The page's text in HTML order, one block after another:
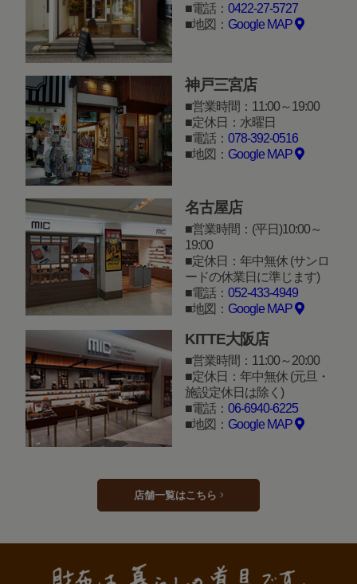
電話： 0422-27-5727
地図： Google MAP
神戸三宮店
営業時間：11:00～19:00
定休日：水曜日
電話： 078-392-0516
地図： Google MAP
名古屋店
営業時間：(平日)10:00～
19:00
定休日：年中無休 (サンロ
ードの休業日に準じます)
電話： 052-433-4949
地図： Google MAP
KITTE大阪店
営業時間：11:00～20:00
定休日：年中無休 (元旦・
施設定休日は除く)
電話： 06-6940-6225
地図： Google MAP
店舗一覧はこちら